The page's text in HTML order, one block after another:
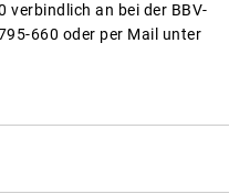
verbindlich an bei der BBV-
660 oder per Mail unter